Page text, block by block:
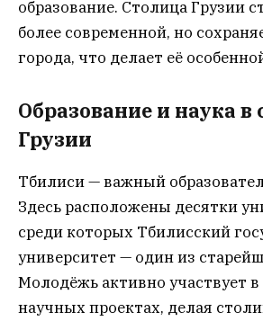
образование. Столица Грузии
более современной, но
города, что делает её
Образование и наука в
Грузии
Тбилиси — важный
Здесь расположены десятки
среди которых Тбилисский
университет — один из
Молодёжь активно участвует
научных проектах, делая